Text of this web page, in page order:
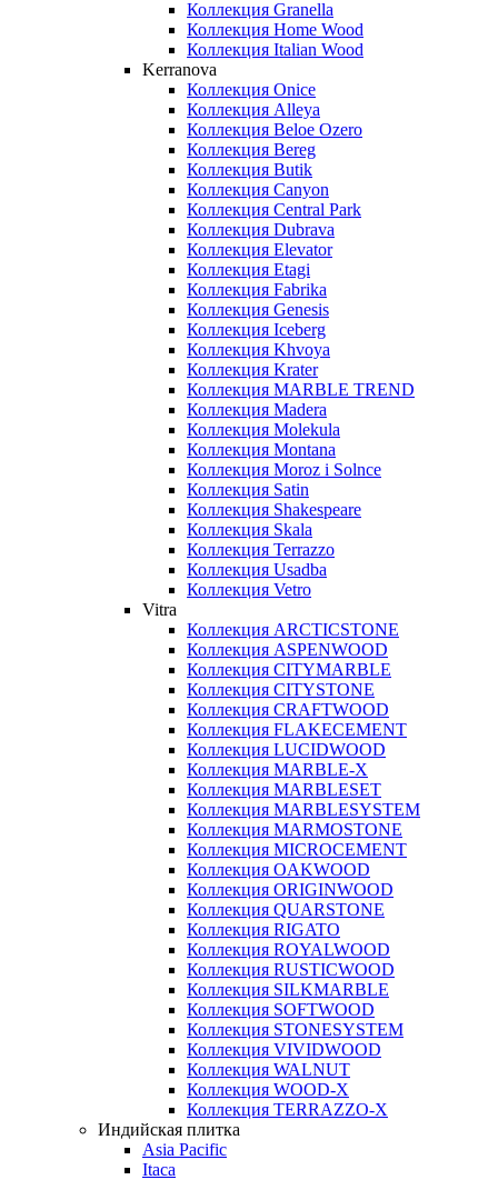
Коллекция Granella
Коллекция Home Wood
Коллекция Italian Wood
Kerranova
Коллекция Onice
Коллекция Alleya
Коллекция Beloe Ozero
Коллекция Bereg
Коллекция Butik
Коллекция Canyon
Коллекция Central Park
Коллекция Dubrava
Коллекция Elevator
Коллекция Etagi
Коллекция Fabrika
Коллекция Genesis
Коллекция Iceberg
Коллекция Khvoya
Коллекция Krater
Коллекция MARBLE TREND
Коллекция Madera
Коллекция Molekula
Коллекция Montana
Коллекция Moroz i Solnce
Коллекция Satin
Коллекция Shakespeare
Коллекция Skala
Коллекция Terrazzo
Коллекция Usadba
Коллекция Vetro
Vitra
Коллекция ARCTICSTONE
Коллекция ASPENWOOD
Коллекция CITYMARBLE
Коллекция CITYSTONE
Коллекция CRAFTWOOD
Коллекция FLAKECEMENT
Коллекция LUCIDWOOD
Коллекция MARBLE-X
Коллекция MARBLESET
Коллекция MARBLESYSTEM
Коллекция MARMOSTONE
Коллекция MICROCEMENT
Коллекция OAKWOOD
Коллекция ORIGINWOOD
Коллекция QUARSTONE
Коллекция RIGATO
Коллекция ROYALWOOD
Коллекция RUSTICWOOD
Коллекция SILKMARBLE
Коллекция SOFTWOOD
Коллекция STONESYSTEM
Коллекция VIVIDWOOD
Коллекция WALNUT
Коллекция WOOD-X
Коллекция ТЕRRАZZO-X
Индийская плитка
Asia Pacific
Itaca